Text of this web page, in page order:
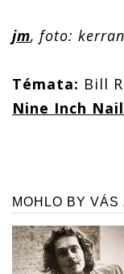
jm, foto:
Témata: Bill
Nine Inch
MOHLO BY VÁS